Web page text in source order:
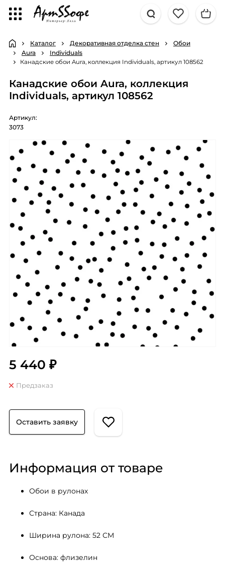
Каталог Декоративная отделка стен
Обои
Aura
Individuals
Канадские обои Aura, коллекция Individuals, артикул 108562
Канадские обои Aura, коллекция
Individuals, артикул 108562
Артикул:
3073
5 440 ₽
Предзаказ
Оставить заявку
Информация от товаре
Обои в рулонах
Страна: Канада
Ширина рулона: 52 СМ
Основа: флизелин